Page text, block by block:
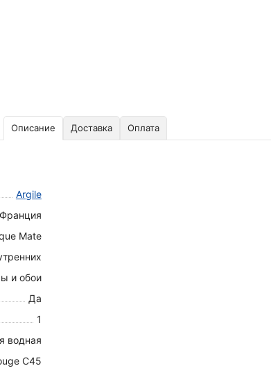
Описание Доставка Оплата
Argile
Франция
Mate
и обои
Да
1
водная
C45